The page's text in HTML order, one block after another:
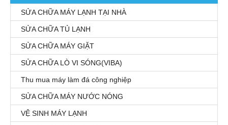
SỬA CHỮA MÁY LẠNH TẠI NHÀ
SỬA CHỮA TỦ LẠNH
SỬA CHỮA MÁY GIẶT
SỬA CHỮA LÒ VI SÓNG(VIBA)
Thu mua máy làm đá công nghiệp
SỬA CHỮA MÁY NƯỚC NÓNG
VỆ SINH MÁY LẠNH